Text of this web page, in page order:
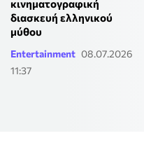
κινηματογραφική
διασκευή ελληνικού
μύθου
Entertainment 08.07.2026
11:37